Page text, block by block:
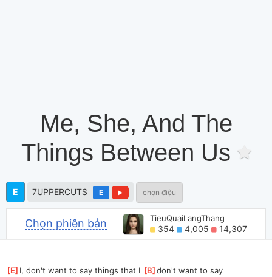
Me, She, And The
Things Between Us
E 7UPPERCUTS E chọn điệu
Chọn phiên bản TieuQuaiLangThang
354 4,005 14,307
[E ]I, don't want to say things that I [B ]
don't want to say